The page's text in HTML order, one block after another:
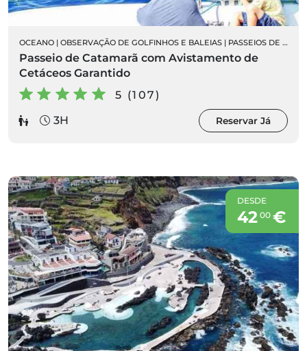
OCEANO | OBSERVAÇÃO DE GOLFINHOS E BALEIAS | PASSEIOS DE BARCO
Passeio de Catamarã com Avistamento de
Cetáceos Garantido
5 (107)
3H
Reservar Já
DESDE
42 00€